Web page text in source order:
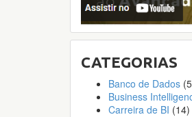
CATEGORIAS
Banco de Dados
Business
Carreira de BI (14)